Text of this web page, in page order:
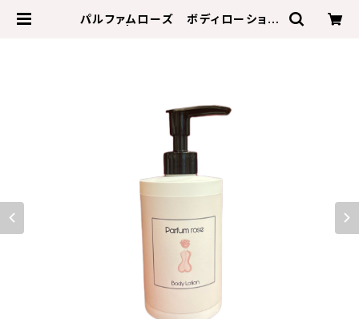
パルファムローズ ボディローション